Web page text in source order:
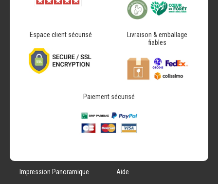
Espace client sécurisé
Livraison & emballage
fiables
Paiement sécurisé
Impression Panoramique Aide